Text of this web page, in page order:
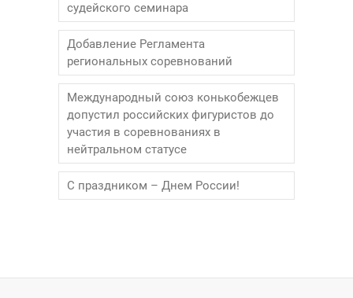
судейского семинара
Добавление Регламента
региональных соревнований
Международный союз конькобежцев
допустил российских фигуристов до
участия в соревнованиях в
нейтральном статусе
С праздником – Днем России!